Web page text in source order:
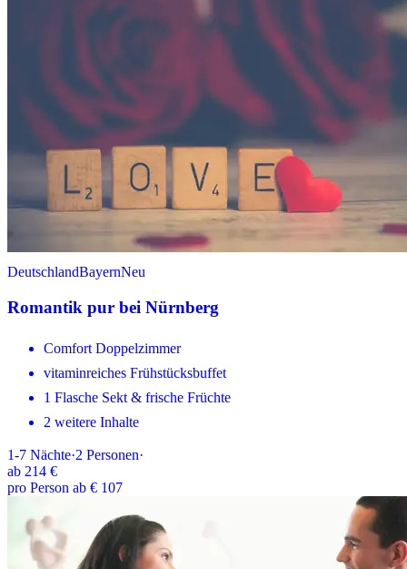
DeutschlandBayernNeu
Romantik pur bei Nürnberg
Comfort Doppelzimmer
vitaminreiches Frühstücksbuffet
1 Flasche Sekt & frische Früchte
2 weitere Inhalte
1-7 Nächte·2 Personen·
ab 214 €
pro Person ab € 107